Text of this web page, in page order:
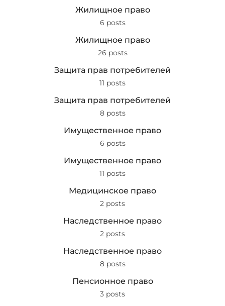
Жилищное право
6 posts
Жилищное право
26 posts
Защита прав потребителей
11 posts
Защита прав потребителей
8 posts
Имущественное право
6 posts
Имущественное право
11 posts
Медицинское право
2 posts
Наследственное право
2 posts
Наследственное право
8 posts
Пенсионное право
3 posts